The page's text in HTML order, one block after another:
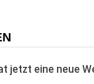
jetzt eine neue